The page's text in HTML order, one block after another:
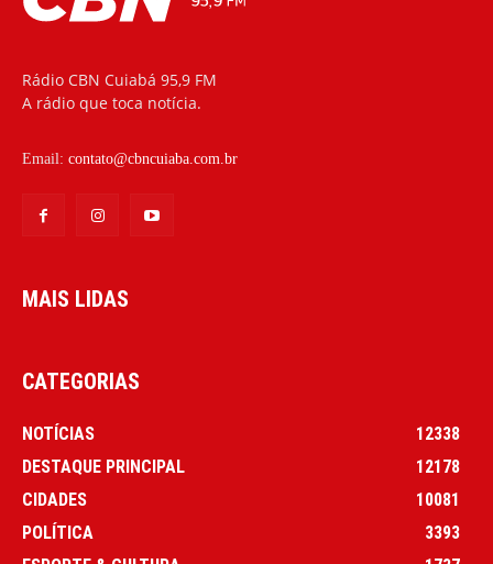
Rádio CBN Cuiabá 95,9 FM
A rádio que toca notícia.
Email: contato@cbncuiaba.com.br
MAIS LIDAS
CATEGORIAS
NOTÍCIAS
12338
DESTAQUE PRINCIPAL
12178
CIDADES
10081
POLÍTICA
3393